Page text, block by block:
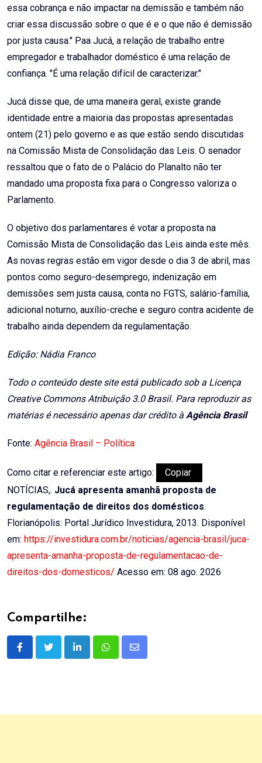
essa cobrança e não impactar na demissão e também não
criar essa discussão sobre o que é e o que não é demissão
por justa causa." Paa Jucá, a relação de trabalho entre
empregador e trabalhador doméstico é uma relação de
confiança. "É uma relação difícil de caracterizar."
Jucá disse que, de uma maneira geral, existe grande
identidade entre a maioria das propostas apresentadas
ontem (21) pelo governo e as que estão sendo discutidas
na Comissão Mista de Consolidação das Leis. O senador
ressaltou que o fato de o Palácio do Planalto não ter
mandado uma proposta fixa para o Congresso valoriza o
Parlamento.
O objetivo dos parlamentares é votar a proposta na
Comissão Mista de Consolidação das Leis ainda este mês.
As novas regras estão em vigor desde o dia 3 de abril, mas
pontos como seguro-desemprego, indenização em
demissões sem justa causa, conta no FGTS, salário-família,
adicional noturno, auxílio-creche e seguro contra acidente de
trabalho ainda dependem da regulamentação.
Edição: Nádia Franco
Todo o conteúdo deste site está publicado sob a Licença
Creative Commons Atribuição 3.0 Brasil. Para reproduzir as
matérias é necessário apenas dar crédito à Agência Brasil
Fonte: Agência Brasil – Política
Como citar e referenciar este artigo:
Copiar
NOTÍCIAS,. Jucá apresenta amanhã proposta de
regulamentação de direitos dos domésticos.
Florianópolis: Portal Jurídico Investidura, 2013. Disponível
em: https://investidura.com.br/noticias/agencia-brasil/juca-
apresenta-amanha-proposta-de-regulamentacao-de-
direitos-dos-domesticos/ Acesso em: 08 ago. 2026
Compartilhe:
LinkedInWhatsappShare